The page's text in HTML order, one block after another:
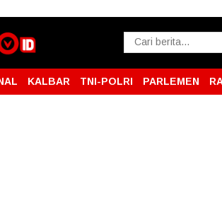
KALBAR TNI-POLRI PARLEMEN